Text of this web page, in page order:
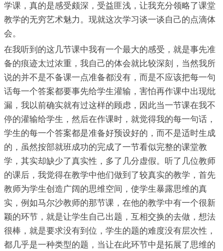
学课，真的是感受颇深，受益匪浅，让我充分领略了课堂
教学的无穷艺术魅力。现就这次学习谈一谈自己的点滴体
会。
在我听到的这几节课中我有一个最大的感受，就是事先准
备的痕迹太过浓重，我自己的体会就比较深刻，当然我所
说的并不是不备课一点准备都没有，而是不应该把每一句
话每一个答案都要事先给学生灌输，害怕再作课中出现纰
漏，我以前确实就有过这样的顾虑，因此当一节课在我不
停的灌输给学生，然后在作课时，就觉得我的每一句话，
学生的每一个答案都是准备好预设好的，而不是适时生成
的，虽然按部就班成功的完成了一节看似完整的课堂教
学，其实却缺少了真实性，多了几分虚假。听了几位教师
的课后，我觉得在教学中他们做到了较真实的教学，首先
教师为学生创造广阔的思维空间，使学生暴露思维的真
实，例如马尔沙教师的那节课，在他的教学中有一个很新
颖的环节，就是让学生自己出题，互相交换的去做，想法
很棒，就是要求没有到位，学生的题的难度没有层次性，
都几乎是一种类型的题，当让在此环节中是拓展了思维的